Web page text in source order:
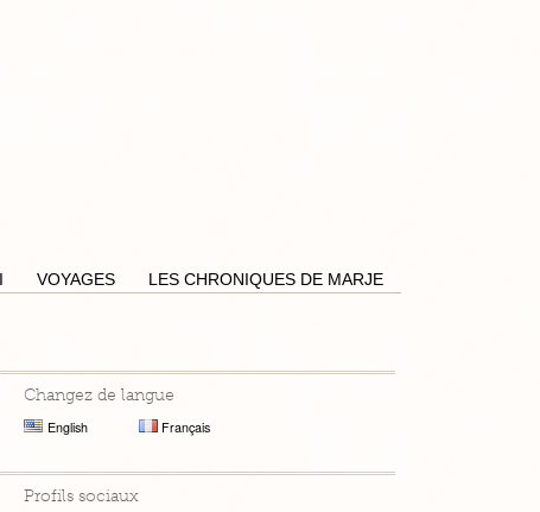
VOYAGES LES CHRONIQUES DE MARJE
Changez de langue
English Français
Profils sociaux